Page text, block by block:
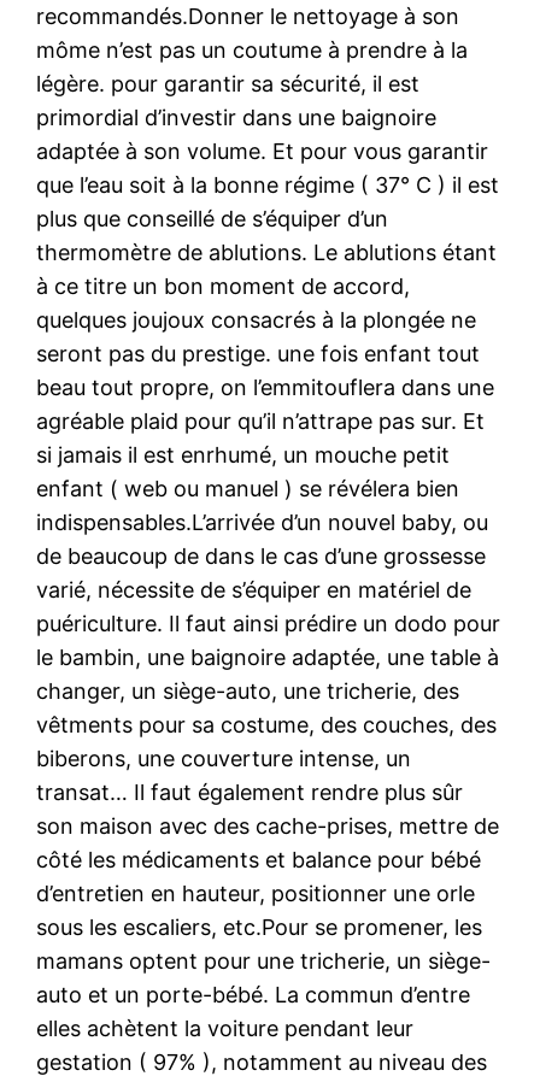
recommandés.Donner le nettoyage à son
môme n’est pas un coutume à prendre à la
légère. pour garantir sa sécurité, il est
primordial d’investir dans une baignoire
adaptée à son volume. Et pour vous garantir
que l’eau soit à la bonne régime ( 37° C ) il est
plus que conseillé de s’équiper d’un
thermomètre de ablutions. Le ablutions étant
à ce titre un bon moment de accord,
quelques joujoux consacrés à la plongée ne
seront pas du prestige. une fois enfant tout
beau tout propre, on l’emmitouflera dans une
agréable plaid pour qu’il n’attrape pas sur. Et
si jamais il est enrhumé, un mouche petit
enfant ( web ou manuel ) se révélera bien
indispensables.L’arrivée d’un nouvel baby, ou
de beaucoup de dans le cas d’une grossesse
varié, nécessite de s’équiper en matériel de
puériculture. Il faut ainsi prédire un dodo pour
le bambin, une baignoire adaptée, une table à
changer, un siège-auto, une tricherie, des
vêtments pour sa costume, des couches, des
biberons, une couverture intense, un
transat… Il faut également rendre plus sûr
son maison avec des cache-prises, mettre de
côté les médicaments et balance pour bébé
d’entretien en hauteur, positionner une orle
sous les escaliers, etc.Pour se promener, les
mamans optent pour une tricherie, un siège-
auto et un porte-bébé. La commun d’entre
elles achètent la voiture pendant leur
gestation ( 97% ), notamment au niveau des